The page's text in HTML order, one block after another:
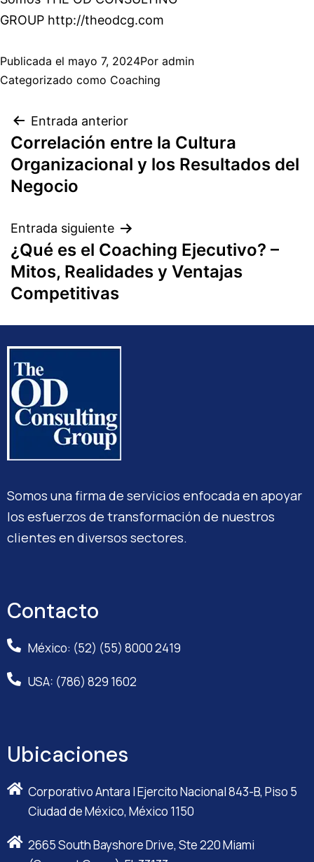
GROUP http://theodcg.com
Publicada el mayo 7, 2024Por admin
Categorizado como Coaching
Entrada anterior
Correlación entre la Cultura
Organizacional y los Resultados del
Negocio
Entrada siguiente
¿Qué es el Coaching Ejecutivo? –
Mitos, Realidades y Ventajas
Competitivas
Somos una firma de servicios enfocada en apoyar
los esfuerzos de transformación de nuestros
clientes en diversos sectores.
Contacto
México: (52) (55) 8000 2419
USA: (786) 829 1602
Ubicaciones
Corporativo Antara I Ejercito Nacional 843-B, Piso 5
Ciudad de México, México 1150
2665 South Bayshore Drive, Ste 220 Miami